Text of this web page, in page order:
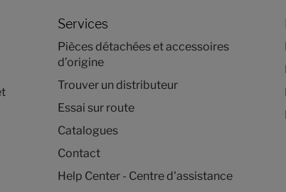
Services
Pièces détachées et accessoires
d’origine
Trouver un distributeur
Essai sur route
Catalogues
Contact
Help Center - Centre d'assistance